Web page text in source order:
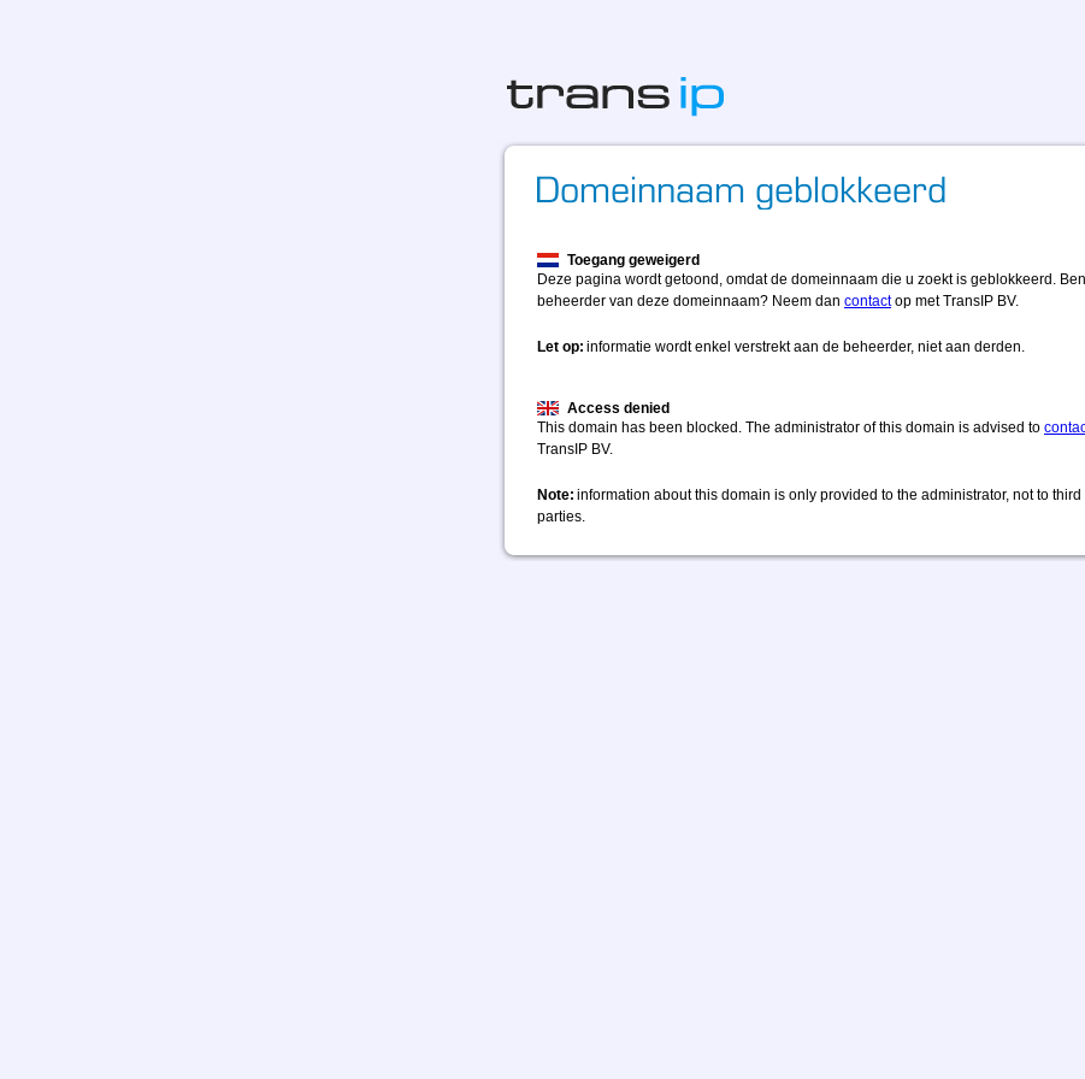
Toegang geweigerd
Deze pagina wordt getoond, omdat de domeinnaam die u zoekt is geblokkeerd.
beheerder van deze domeinnaam? Neem dan contactop met TransIP BV.
Let op: informatie wordt enkel verstrekt aan de beheerder, niet aan derden.
Access denied
This domain has been blocked. The administrator of this domain is advised to
TransIP BV.
Note: information about this domain is only provided to the administrator, not to third
parties.